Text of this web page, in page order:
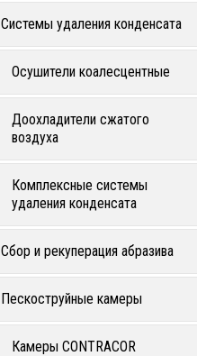
Системы удаления конденсата
Осушители коалесцентные
Доохладители сжатого
воздуха
Комплексные системы
удаления конденсата
Сбор и рекуперация абразива
Пескоструйные камеры
Камеры CONTRACOR